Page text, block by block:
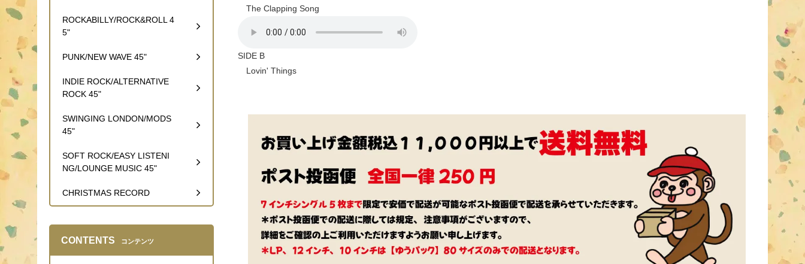
The Clapping Song
SIDE B
Lovin' Things
ROCKABILLY/ROCK&ROLL 4
5"
PUNK/NEW WAVE 45"
INDIE ROCK/ALTERNATIVE
ROCK 45"
SWINGING LONDON/MODS
45"
SOFT ROCK/EASY LISTENI
NG/LOUNGE MUSIC 45"
CHRISTMAS RECORD
CONTENTS コンテンツ